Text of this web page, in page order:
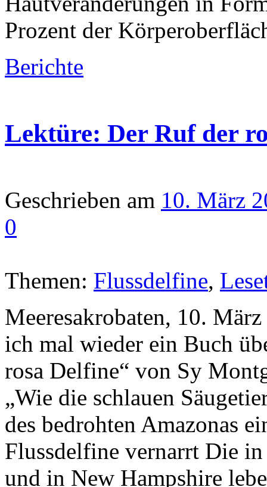
Prozent der
Berichte
Lektüre: Der Ruf der
Geschrieben am 10. März
0
Themen: Flussdelfine,
Meeresakrobaten, 10.
ich mal wieder ein Buch
rosa Delfine“ von Sy
„Wie die schlauen
des bedrohten Amazonas
Flussdelfine vernarrt Die
und in New Hampshire